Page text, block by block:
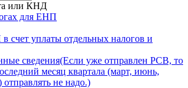
или КНД
для ЕНП
счет уплаты отдельных налогов и
сведения(Если уже отправлен РСВ, то
месяц квартала (март, июнь,
отправлять не надо.)